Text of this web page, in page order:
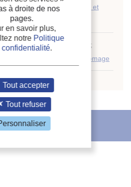
dans le domaine biologique et
;Cellule;Bactérie lactique ;
Fromage
recommande
à droite de nos
pages.
en savoir plus,
notre Politique
confidentialité.
Tout accepter
Tout refuser